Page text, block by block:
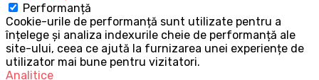
Performanță
Cookie-urile de performanță sunt utilizate pentru a
înțelege și analiza indexurile cheie de performanță ale
site-ului, ceea ce ajută la furnizarea unei experiențe de
utilizator mai bune pentru vizitatori.
Analitice